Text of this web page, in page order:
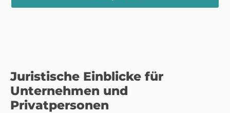
Juristische Einblicke für
Unternehmen und
Privatpersonen